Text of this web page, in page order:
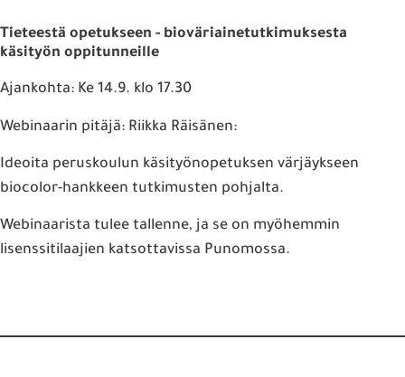
Tieteestä opetukseen - bioväriainetutkimuksesta
käsityön oppitunneille
Ajankohta: Ke 14.9. klo 17.30
Webinaarin pitäjä: Riikka Räisänen:
Ideoita peruskoulun käsityönopetuksen värjäykseen
biocolor-hankkeen tutkimusten pohjalta.
Webinaarista tulee tallenne, ja se on myöhemmin
lisenssitilaajien katsottavissa Punomossa.